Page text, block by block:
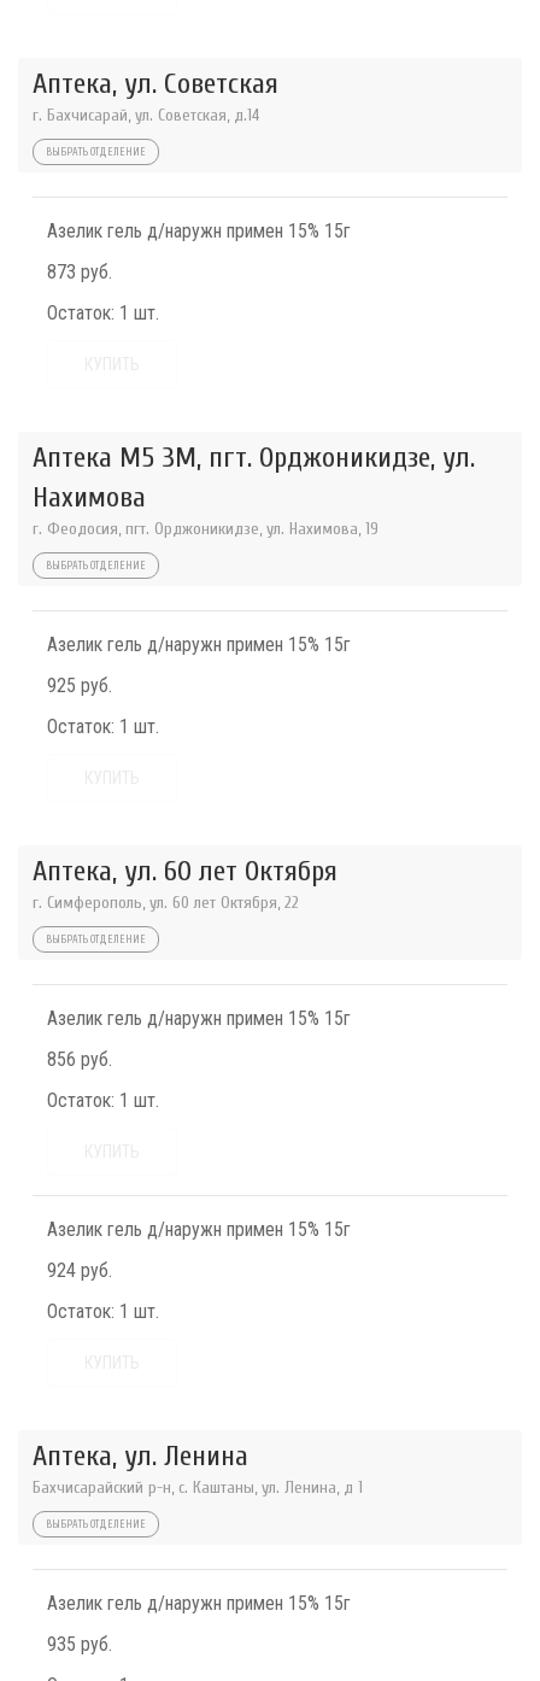
Аптека, ул. Советская
г. Бахчисарай, ул. Советская, д.14
ВЫБРАТЬ ОТДЕЛЕНИЕ
Азелик гель д/наружн примен 15% 15г
873 руб.
Остаток: 1 шт.
Аптека М5 3М, пгт. Орджоникидзе, ул.
Нахимова
г. Феодосия, пгт. Орджоникидзе, ул. Нахимова, 19
ВЫБРАТЬ ОТДЕЛЕНИЕ
Азелик гель д/наружн примен 15% 15г
925 руб.
Остаток: 1 шт.
Аптека, ул. 60 лет Октября
г. Симферополь, ул. 60 лет Октября, 22
ВЫБРАТЬ ОТДЕЛЕНИЕ
Азелик гель д/наружн примен 15% 15г
856 руб.
Остаток: 1 шт.
Азелик гель д/наружн примен 15% 15г
924 руб.
Остаток: 1 шт.
Аптека, ул. Ленина
Бахчисарайский р-н, с. Каштаны, ул. Ленина, д 1
ВЫБРАТЬ ОТДЕЛЕНИЕ
Азелик гель д/наружн примен 15% 15г
935 руб.